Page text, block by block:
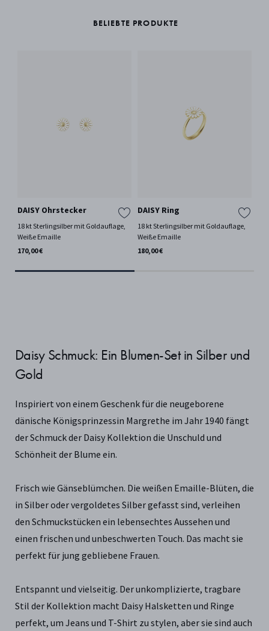
BELIEBTE PRODUKTE
DAISY Ohrstecker
18 kt Sterlingsilber mit Goldauflage,
Weiße Emaille
170,00 €
DAISY Ring
18 kt Sterlingsilber mit Goldauflage,
Weiße Emaille
180,00 €
Daisy Schmuck: Ein Blumen-Set in Silber und
Gold
Inspiriert von einem Geschenk für die neugeborene
dänische Königsprinzessin Margrethe im Jahr 1940 fängt
der Schmuck der Daisy Kollektion die Unschuld und
Schönheit der Blume ein.
Frisch wie Gänseblümchen. Die weißen Emaille-Blüten, die
in Silber oder vergoldetes Silber gefasst sind, verleihen
den Schmuckstücken ein lebensechtes Aussehen und
einen frischen und unbeschwerten Touch. Das macht sie
perfekt für jung gebliebene Frauen.
Entspannt und vielseitig. Der unkomplizierte, tragbare
Stil der Kollektion macht Daisy Halsketten und Ringe
perfekt, um Jeans und T-Shirt zu stylen, aber sie sind auch